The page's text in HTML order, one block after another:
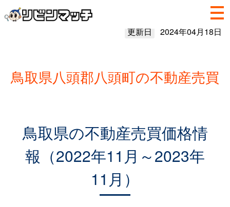
更新日 2024年04月18日
鳥取県八頭郡八頭町の不動産売買
鳥取県の不動産売買価格情
報（2022年11月～2023年
11月）